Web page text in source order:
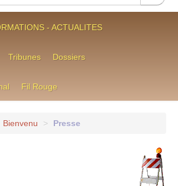
- ACTUALITES
Tribunes Dossiers
Fil Rouge
Bienvenu > Presse